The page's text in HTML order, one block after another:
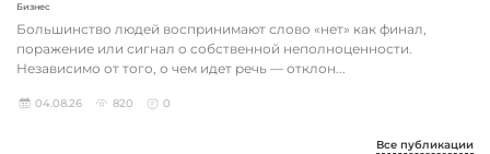
Бизнес
Большинство людей воспринимают слово «нет» как финал,
поражение или сигнал о собственной неполноценности.
Независимо от того, о чем идет речь — отклон...
04.08.26 820 0
Все публикации